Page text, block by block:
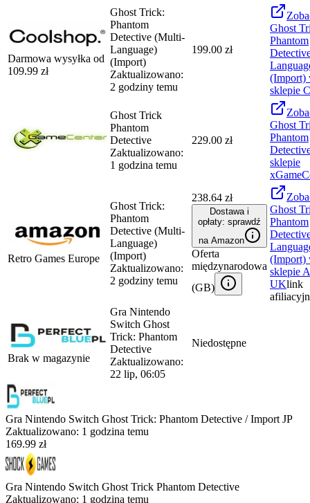
Darmowa wysyłka od
109.99 zł
Ghost Trick:
Phantom
Detective (Multi-
Language)
(Import)
Zaktualizowano:
2 godziny temu
199.00 zł
Ghost
Phantom
(Import)
sklepie
Ghost Trick
Phantom
Detective
Zaktualizowano:
1 godzina temu
229.00 zł
Ghost
Phantom
sklepie
Retro Games Europe
Ghost Trick:
Phantom
Detective (Multi-
Language)
(Import)
Zaktualizowano:
2 godziny temu
238.64 zł
Dostawa i
opłaty: sprawdź
na Amazon
Oferta
międzynarodowa
(GB)
Ghost
Phantom
(Import)
sklepie
UKlink
Brak w magazynie
Gra Nintendo
Switch Ghost
Trick: Phantom
Detective
Zaktualizowano:
22 lip, 06:05
Niedostępne
Gra Nintendo Switch Ghost Trick: Phantom Detective / Import JP
Zaktualizowano: 1 godzina temu
169.99 zł
Gra Nintendo Switch Ghost Trick Phantom Detective
Zaktualizowano: 1 godzina temu